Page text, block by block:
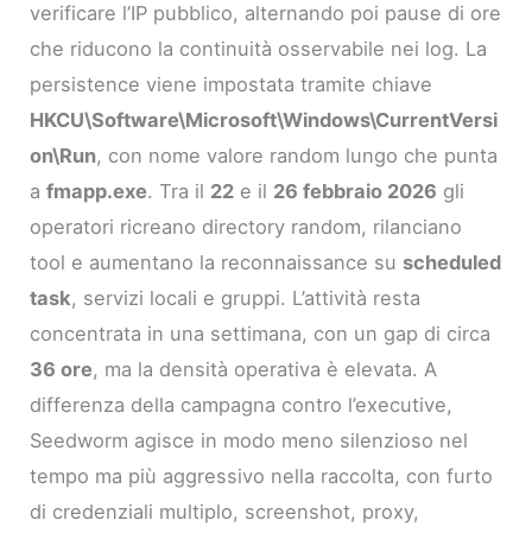
verificare l’IP pubblico, alternando poi pause di ore
che riducono la continuità osservabile nei log. La
persistence viene impostata tramite chiave
HKCU\Software\Microsoft\Windows\CurrentVersi
on\Run, con nome valore random lungo che punta
afmapp.exe. Tra il 22 e il 26 febbraio 2026 gli
operatori ricreano directory random, rilanciano
tool e aumentano la reconnaissance su scheduled
task, servizi locali e gruppi. L’attività resta
concentrata in una settimana, con un gap di circa
36 ore, ma la densità operativa è elevata. A
differenza della campagna contro l’executive,
Seedworm agisce in modo meno silenzioso nel
tempo ma più aggressivo nella raccolta, con furto
di credenziali multiplo, screenshot, proxy,